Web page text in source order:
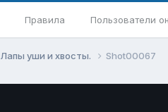
Правила Пользователи
Лапы уши и хвосты. Shot00067